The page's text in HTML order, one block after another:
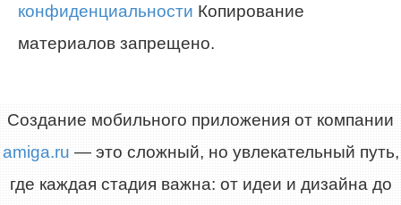
конфиденциальности Копирование
материалов запрещено.
Создание мобильного приложения от компании
amiga.ru — это сложный, но увлекательный путь,
где каждая стадия важна: от идеи и дизайна до